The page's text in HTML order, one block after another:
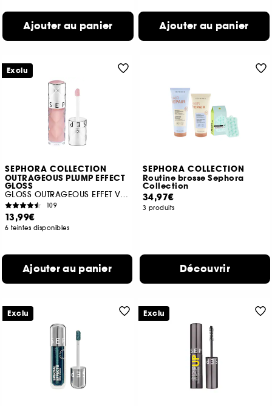
Ajouter au panier Ajouter au panier
SEPHORA COLLECTION
OUTRAGEOUS PLUMP EFFECT
GLOSS
GLOSS OUTRAGEOUS EFFET VOLUME
109
13,99€
6 teintes disponibles
Ajouter au panier
Exclu
SEPHORA COLLECTION
Routine brosse Sephora
Collection
34,97€
3 produits
Découvrir
Exclu Exclu